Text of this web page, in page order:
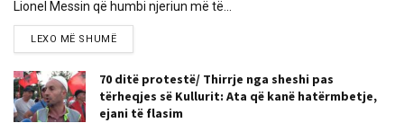
Lionel Messin që humbi njeriun më të...
LEXO MË SHUMË
70 ditë protestë/ Thirrje nga sheshi pas
tërheqjes së Kullurit: Ata që kanë hatërmbetje,
ejani të flasim